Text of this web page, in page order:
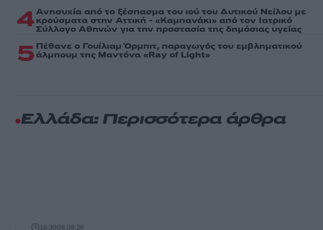
4Ανησυχία από το ξέσπασμα του ιού του Δυτικού Νείλου με
κρούσματα στην Αττική - «Καμπανάκι» από τον Ιατρικό
Σύλλογο Αθηνών για την προστασία της δημόσιας υγείας
5 Πέθανε ο Γουίλιαμ Όρμπιτ, παραγωγός του εμβληματικού
άλμπουμ της Μαντόνα «Ray of Light»
Ελλάδα: Περισσότερα άρθρα
16:3008.08.26